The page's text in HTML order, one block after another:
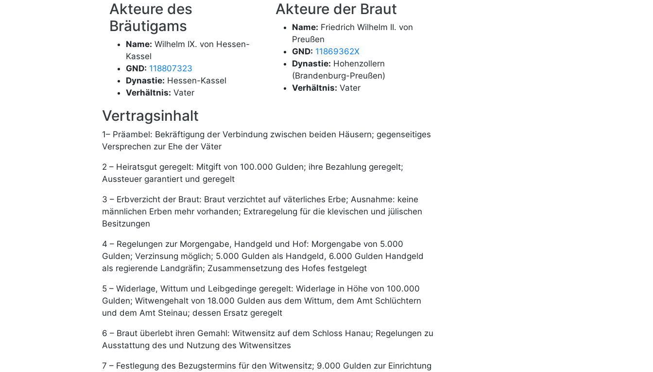
Akteure des
Bräutigams
Name: Wilhelm IX. von Hessen-
Kassel
GND: 118807323
Dynastie: Hessen-Kassel
Verhältnis: Vater
Akteure der Braut
Name: Friedrich Wilhelm II. von
Preußen
GND: 11869362X
Dynastie: Hohenzollern
(Brandenburg-Preußen)
Verhältnis: Vater
Vertragsinhalt
1– Präambel: Bekräftigung der Verbindung zwischen beiden Häusern; gegenseitiges
Versprechen zur Ehe der Väter
2 – Heiratsgut geregelt: Mitgift von 100.000 Gulden; ihre Bezahlung geregelt;
Aussteuer garantiert und geregelt
3 – Erbverzicht der Braut: Braut verzichtet auf väterliches Erbe; Ausnahme: keine
männlichen Erben mehr vorhanden; Extraregelung für die klevischen und jülischen
Besitzungen
4 – Regelungen zur Morgengabe, Handgeld und Hof: Morgengabe von 5.000
Gulden; Verzinsung möglich; 5.000 Gulden als Handgeld, 6.000 Gulden Handgeld
als regierende Landgräfin; Zusammensetzung des Hofes festgelegt
5 – Widerlage, Wittum und Leibgedinge geregelt: Widerlage in Höhe von 100.000
Gulden; Witwengehalt von 18.000 Gulden aus dem Wittum, dem Amt Schlüchtern
und dem Amt Steinau; dessen Ersatz geregelt
6 – Braut überlebt ihren Gemahl: Witwensitz auf dem Schloss Hanau; Regelungen zu
Ausstattung des und Nutzung des Witwensitzes
7 – Festlegung des Bezugstermins für den Witwensitz; 9.000 Gulden zur Einrichtung